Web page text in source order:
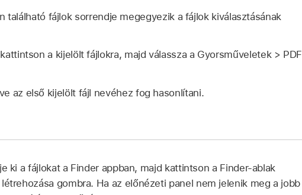
található fájlok sorrendje megegyezik a fájlok kiválasztásának
a kijelölt fájlokra, majd válassza a Gyorsműveletek > PDF
az első kijelölt fájl nevéhez fog hasonlítani.
ki a fájlokat a Finder appban, majd kattintson a Finder-ablak
gombra. Ha az előnézeti panel nem jelenik meg a jobb